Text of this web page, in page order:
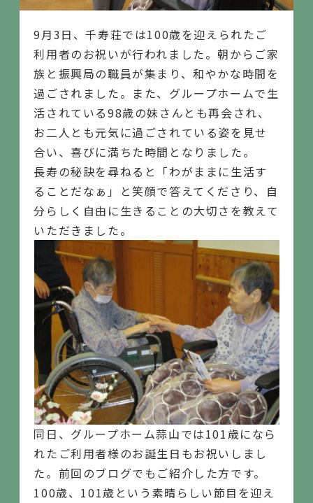
9月3日、千寿荘では100歳を迎えられたご
利用者のお祝いが行われました。朝からご家
族と振興局の職員が集まり、和やかな時間を
過ごされました。また、グループホームで生
活されている98歳の妹さんとも再会され、
お二人とも元気に過ごされている姿を見せ
合い、喜びに満ちた時間となりました。
長寿の秘訣を尋ねると「わがままに生活す
ることだなぁ」と笑顔で答えてくださり、自
分らしく自由に生きることの大切さを教えて
いただきました。
同日、グループホーム蒜山では101歳になら
れたご利用者様のお誕生日もお祝いしまし
た。前回のブログでもご紹介した方です。
100歳、101歳という素晴らしい節目を迎え